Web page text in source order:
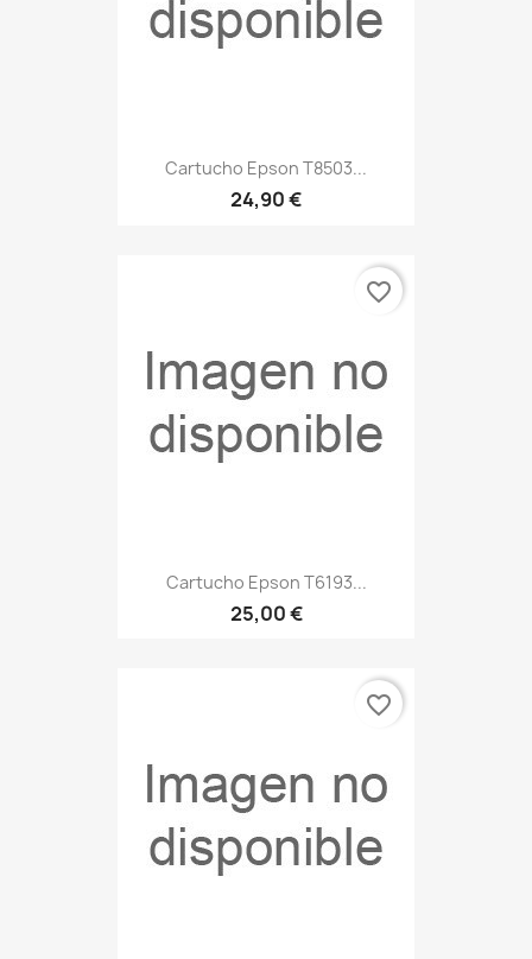
Cartucho Epson T8503...
24,90 €
Cartucho Epson T6193...
25,00 €
favorite_border
favorite_border